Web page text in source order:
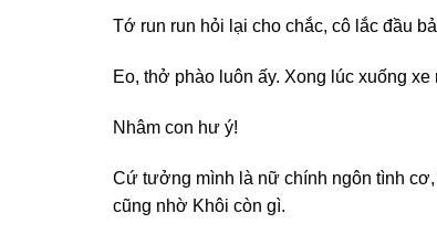
Tớ run run hỏi lại cho chắc, cô lắc đầu
Eo, thở phào luôn ấy. Xong lúc xuống
Nhâm con hư ý!
Cứ tưởng mình là nữ chính ngôn tình
cũng nhờ Khôi còn gì.